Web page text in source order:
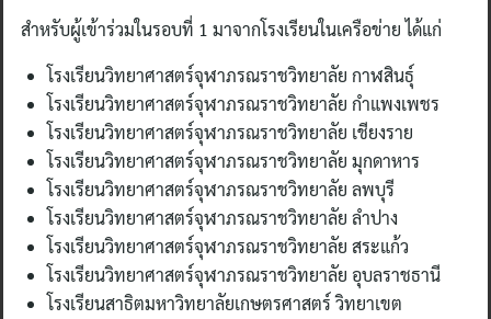
สำหรับผู้เข้าร่วมในรอบที่ 1 มาจากโรงเรียนในเครือข่าย ได้แก่
โรงเรียนวิทยาศาสตร์จุฬาภรณราชวิทยาลัย กาฬสินธุ์
โรงเรียนวิทยาศาสตร์จุฬาภรณราชวิทยาลัย กำแพงเพชร
โรงเรียนวิทยาศาสตร์จุฬาภรณราชวิทยาลัย เชียงราย
โรงเรียนวิทยาศาสตร์จุฬาภรณราชวิทยาลัย มุกดาหาร
โรงเรียนวิทยาศาสตร์จุฬาภรณราชวิทยาลัย ลพบุรี
โรงเรียนวิทยาศาสตร์จุฬาภรณราชวิทยาลัย ลำปาง
โรงเรียนวิทยาศาสตร์จุฬาภรณราชวิทยาลัย สระแก้ว
โรงเรียนวิทยาศาสตร์จุฬาภรณราชวิทยาลัย อุบลราชธานี
โรงเรียนสาธิตมหาวิทยาลัยเกษตรศาสตร์ วิทยาเขต